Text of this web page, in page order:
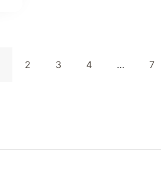
2 3 4 … 7